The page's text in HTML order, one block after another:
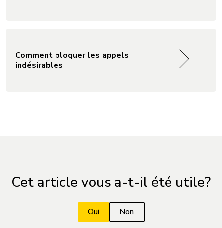
Comment bloquer les appels
indésirables
Cet article vous a-t-il été utile?